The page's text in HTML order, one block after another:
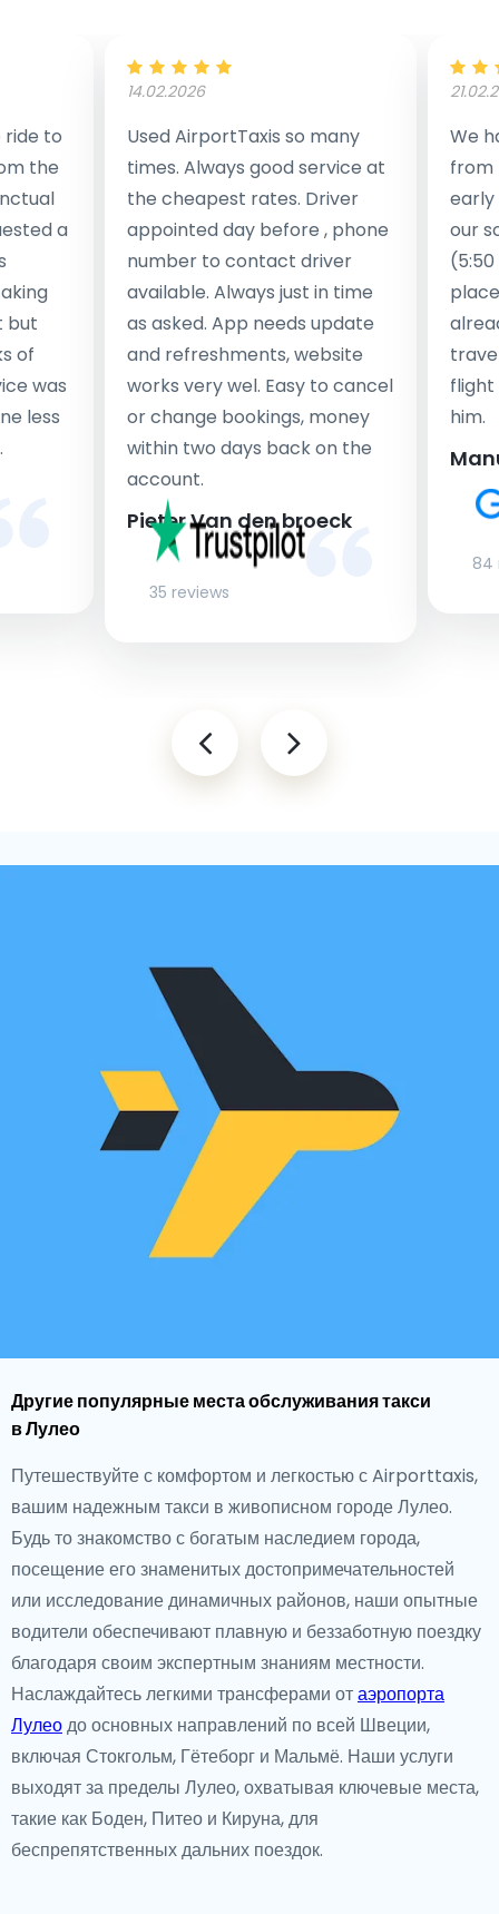
to
the
a
but
of
was
less
14.02.2026
Used AirportTaxis so many
times. Always good service at
the cheapest rates. Driver
appointed day before , phone
number to contact driver
available. Always just in time
as asked. App needs update
and refreshments, website
works very wel. Easy to cancel
or change bookings, money
within two days back on the
account.
Pieter Van den broeck
35 reviews
We
from
early
our
flight
him.
84
Другие популярные места обслуживания такси
в Лулео
Путешествуйте с комфортом и легкостью с Airporttaxis,
вашим надежным такси в живописном городе Лулео.
Будь то знакомство с богатым наследием города,
посещение его знаменитых достопримечательностей
или исследование динамичных районов, наши опытные
водители обеспечивают плавную и беззаботную поездку
благодаря своим экспертным знаниям местности.
Наслаждайтесь легкими трансферами отаэропорта
Лулеодо основных направлений по всей Швеции,
включая Стокгольм, Гётеборг и Мальмё. Наши услуги
выходят за пределы Лулео, охватывая ключевые места,
такие как Боден, Питео и Кируна, для
беспрепятственных дальних поездок.